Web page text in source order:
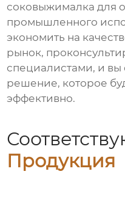
соковыжималка для
промышленного
экономить на
рынок,
специалистами, и вы
решение, которое
эффективно.
Продукция